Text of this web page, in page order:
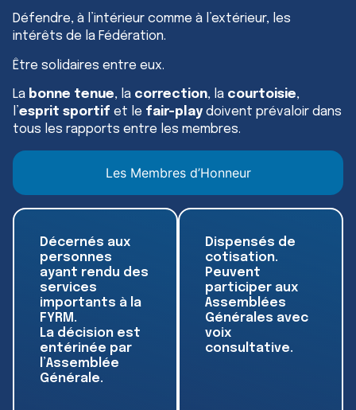
Défendre, à l’intérieur comme à l’extérieur, les
intérêts de la Fédération.
Être solidaires entre eux.
La bonne tenue, la correction, la courtoisie,
l’esprit sportif et le fair-play doivent prévaloir dans
tous les rapports entre les membres.
Les Membres d’Honneur
Décernés aux
personnes
ayant rendu des
services
importants à la
FYRM.
La décision est
entérinée par
l’Assemblée
Générale.
Dispensés de
cotisation.
Peuvent
participer aux
Assemblées
Générales avec
voix
consultative.